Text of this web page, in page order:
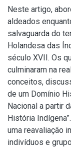
Neste artigo,
aldeados
salvaguarda do
Holandesa das
século XVII. Os
culminaram na
conceitos,
de um Domínio
Nacional a partir
História
uma reavaliação
indivíduos e